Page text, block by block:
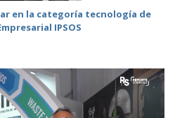
en la categoría tecnología de
IPSOS